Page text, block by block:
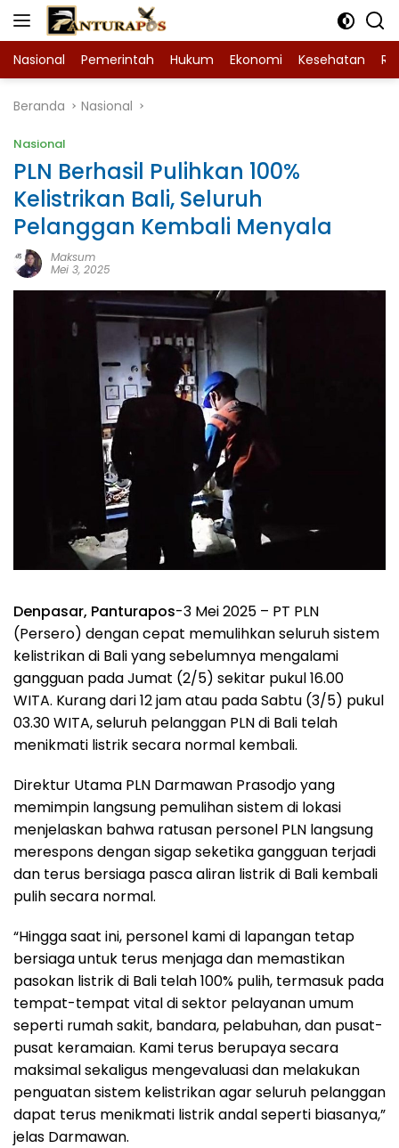
Langsung
Nasional Pemerintah Hukum Ekonomi Kesehatan
Beranda Nasional
Nasional
PLN Berhasil Pulihkan 100%
Kelistrikan Bali, Seluruh
Pelanggan Kembali Menyala
Maksum
Mei 3, 2025
Denpasar, Panturapos-3 Mei 2025 – PT PLN
(Persero) dengan cepat memulihkan seluruh sistem
kelistrikan di Bali yang sebelumnya mengalami
gangguan pada Jumat (2/5) sekitar pukul 16.00
WITA. Kurang dari 12 jam atau pada Sabtu (3/5) pukul
03.30 WITA, seluruh pelanggan PLN di Bali telah
menikmati listrik secara normal kembali.
Direktur Utama PLN Darmawan Prasodjo yang
memimpin langsung pemulihan sistem di lokasi
menjelaskan bahwa ratusan personel PLN langsung
merespons dengan sigap seketika gangguan terjadi
dan terus bersiaga pasca aliran listrik di Bali kembali
pulih secara normal.
“Hingga saat ini, personel kami di lapangan tetap
bersiaga untuk terus menjaga dan memastikan
pasokan listrik di Bali telah 100% pulih, termasuk pada
tempat-tempat vital di sektor pelayanan umum
seperti rumah sakit, bandara, pelabuhan, dan pusat-
pusat keramaian. Kami terus berupaya secara
maksimal sekaligus mengevaluasi dan melakukan
penguatan sistem kelistrikan agar seluruh pelanggan
dapat terus menikmati listrik andal seperti biasanya,”
jelas Darmawan.